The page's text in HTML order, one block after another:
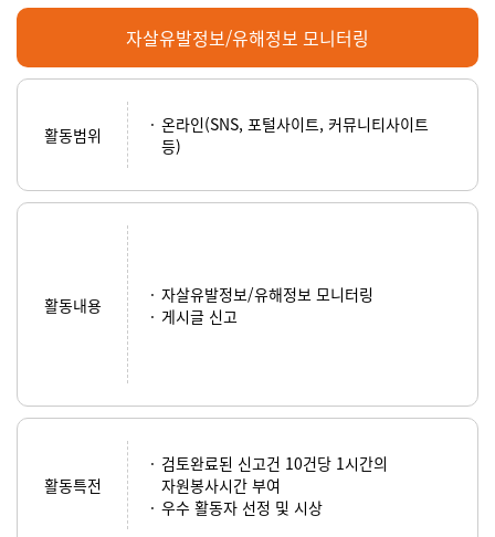
자살유발정보/유해정보 모니터링
활동범위
온라인(SNS, 포털사이트, 커뮤니티사이트
등)
활동내용
자살유발정보/유해정보 모니터링
게시글 신고
활동특전
검토완료된 신고건 10건당 1시간의
자원봉사시간 부여
우수 활동자 선정 및 시상